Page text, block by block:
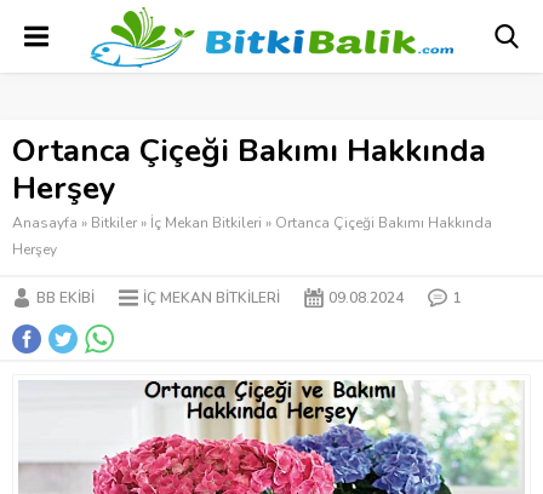
Ortanca Çiçeği Bakımı Hakkında
Herşey
Anasayfa » Bitkiler» İç Mekan Bitkileri » Ortanca Çiçeği Bakımı Hakkında
Herşey
BB EKIBI İÇ MEKAN BITKILERI 09.08.2024 1